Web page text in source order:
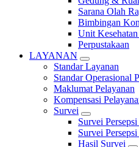
Sarana Olah
Bimbingan
Unit
Perpustakaan
LAYANAN
Standar Layanan
Standar Operasional
Maklumat Pelayanan
Kompensasi
Survei
Survei
Survei
Hasil Survei